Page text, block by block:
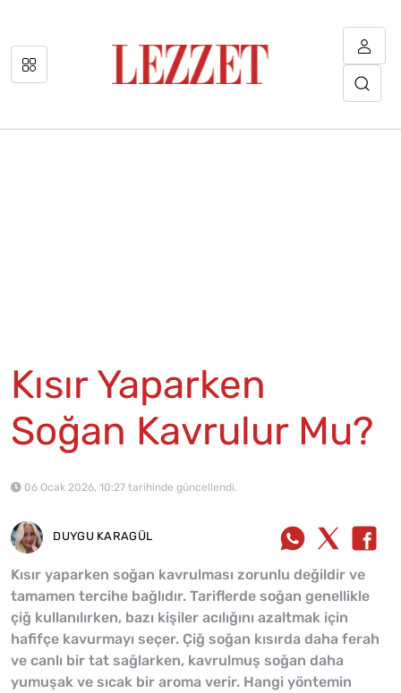
Kısır Yaparken
Soğan Kavrulur Mu?
06 Ocak 2026, 10:27 tarihinde güncellendi.
DUYGU KARAGÜL
Kısır yaparken soğan kavrulması zorunlu değildir ve
tamamen tercihe bağlıdır. Tariflerde soğan genellikle
çiğ kullanılırken, bazı kişiler acılığını azaltmak için
hafifçe kavurmayı seçer. Çiğ soğan kısırda daha ferah
ve canlı bir tat sağlarken, kavrulmuş soğan daha
yumuşak ve sıcak bir aroma verir. Hangi yöntemin